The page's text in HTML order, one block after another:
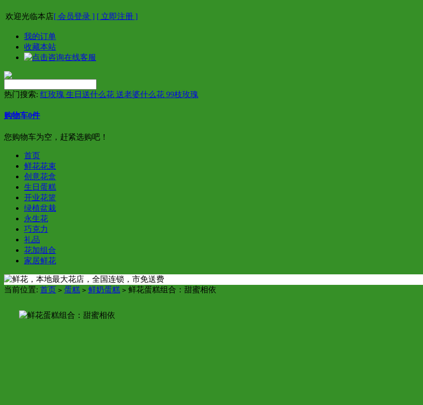
欢迎光临本店[ 会员登录 ] [ 立即注册 ]
我的订单
收藏本站
热门搜索: 红玫瑰 生日送什么花 送老婆什么花 99枝玫瑰
购物车0件
您购物车为空，赶紧选购吧！
首页
鲜花花束
创意花盒
生日蛋糕
开业花篮
绿植盆栽
永生花
巧克力
礼品
花加组合
家居鲜花
当前位置: 首页 > 蛋糕 > 鲜奶蛋糕 > 鲜花蛋糕组合：甜蜜相依